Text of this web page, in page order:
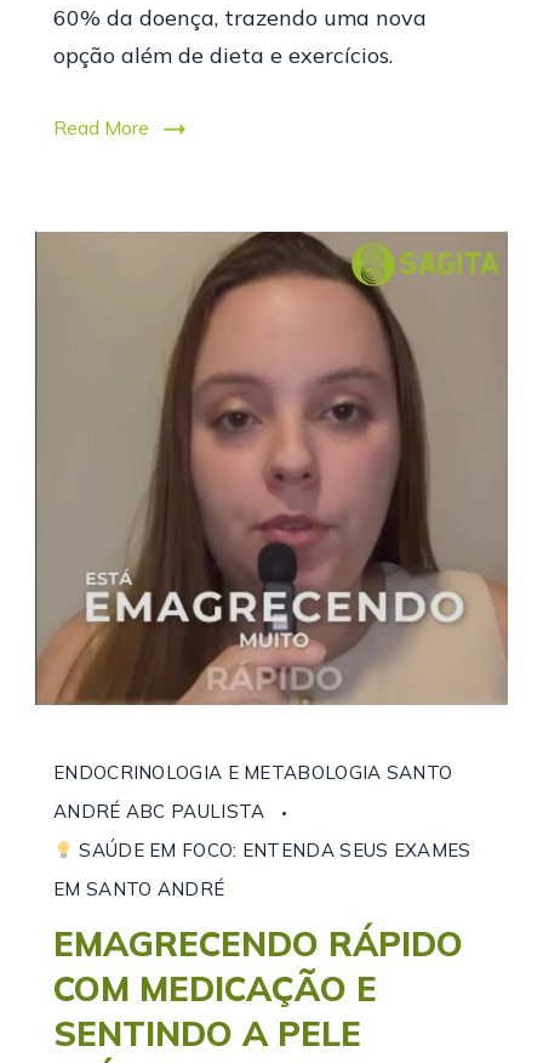
60% da doença, trazendo uma nova
opção além de dieta e exercícios.
Read More
ENDOCRINOLOGIA E METABOLOGIA SANTO
ANDRÉ ABC PAULISTA
SAÚDE EM FOCO: ENTENDA SEUS EXAMES
EM SANTO ANDRÉ
EMAGRECENDO RÁPIDO
COM MEDICAÇÃO E
SENTINDO A PELE